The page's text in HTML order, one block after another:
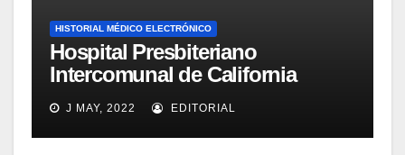
HISTORIAL MÉDICO ELECTRÓNICO
Hospital Presbiteriano
Intercomunal de California
implanta software de Wolters
Kluvers Health para gestión
documental y procesos
J MAY, 2022 EDITORIAL